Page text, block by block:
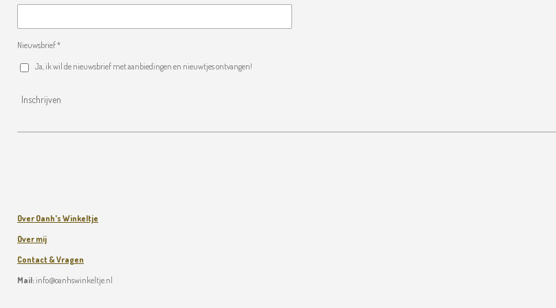
Nieuwsbrief *
Ja, ik wil de nieuwsbrief met aanbiedingen en nieuwtjes ontvangen!
Inschrijven
Over Oanh's Winkeltje
Over mij
Contact & Vragen
Mail:info@oanhswinkeltje.nl